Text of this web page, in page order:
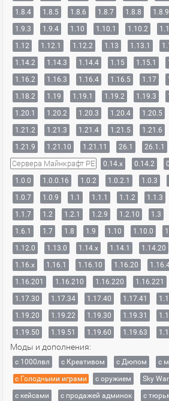
1.8.4
1.8.5 1.8.6 1.8.7 1.8.8 1.8.9
1.9.3
1.9.4 1.10 1.10.1 1.10.2
1.12
1.12.1 1.12.2 1.13 1.13.1
1.14.2
1.14.3 1.14.4 1.15 1.15.1
1.16.2
1.16.3 1.16.4 1.16.5 1.17
1.18.2
1.19 1.19.1 1.19.2 1.19.3
1.20.1
1.20.2 1.20.3 1.20.4 1.20.5
1.21.2
1.21.3 1.21.4 1.21.5 1.21.6
1.21.9
1.21.10 1.21.11 26.1 26.1.1
Сервера Майнкрафт PE 0.14.x 0.14.2
1.0.0
1.0.0.16 1.0.2 1.0.2.1 1.0.3
1.0.7
1.0.9 1.1 1.1.1 1.1.2 1.1.3
1.1.7
1.2 1.2.1 1.2.9 1.2.10 1.3
1.6.1
1.7 1.8 1.9 1.10 1.10.0
1.12.0
1.13.0 1.14.x 1.14.1 1.14.20
1.16.x
1.16.1 1.16.10 1.16.20
1.16.201
1.16.210 1.16.220 1.16.221
1.17.30
1.17.34 1.17.40 1.17.41
1.19.20
1.19.22 1.19.30 1.19.31
1.19.50
1.19.51 1.19.60 1.19.63
Моды и дополнения:
с 1000лвл c Креативом с Дюпом с
с Голодными играми
с оружием Sky
с кейсами
с продажей админок с